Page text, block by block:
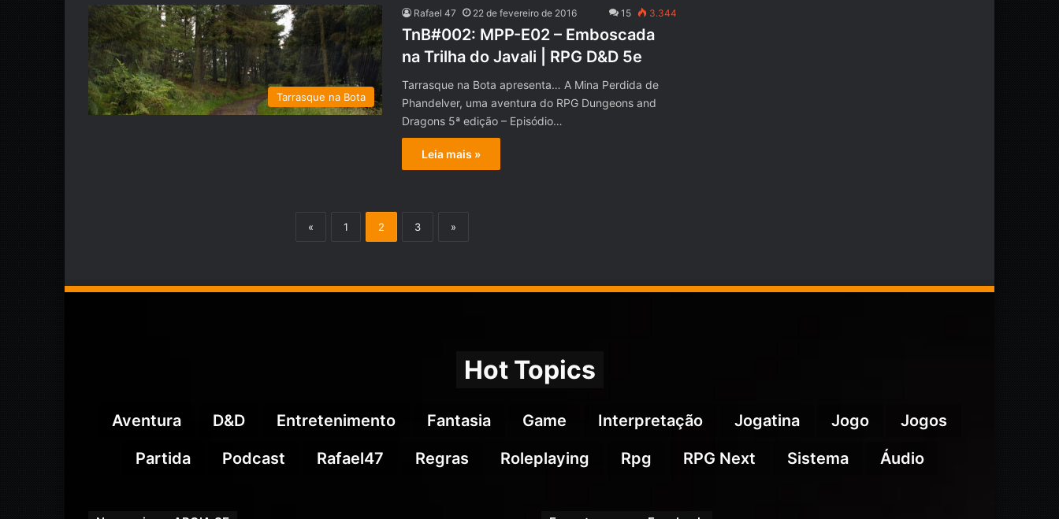
Tarrasque na Bota
Rafael 47 22 de fevereiro de 2016 15 3.344
TnB#002: MPP-E02 – Emboscada
na Trilha do Javali | RPG D&D 5e
Tarrasque na Bota apresenta… A Mina Perdida de
Phandelver, uma aventura do RPG Dungeons and
Dragons 5ª edição – Episódio…
Leia mais »
« 1 2 3 »
Hot Topics
Aventura D&D Entretenimento Fantasia Game Interpretação Jogatina Jogo
Jogos
Partida
Podcast Rafael47 Regras Roleplaying Rpg RPG Next Sistema Áudio